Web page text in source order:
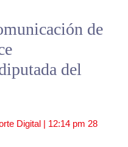
de
del
Digital | 12:14 pm 28